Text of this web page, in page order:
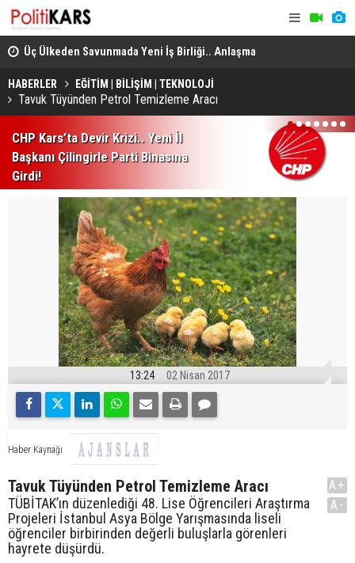
Üç Ülkeden Savunmada Yeni İş Birliği.. Anlaşma
Mekke'de Düzenlenen Zirvede İmzalandı!
HABERLER EĞİTİM | BİLİŞİM | TEKNOLOJİ
Tavuk Tüyünden Petrol Temizleme Aracı
CHP Kars’ta Devir Krizi.. Yeni İl
Başkanı Çilingirle Parti Binasına
Girdi!
1 2 3 4 5 6 7
13:24 02 Nisan 2017
Haber Kaynağı
Tavuk Tüyünden Petrol Temizleme Aracı
TÜBİTAK’ın düzenlediği 48. Lise Öğrencileri Araştırma
Projeleri İstanbul Asya Bölge Yarışmasında liseli
öğrenciler birbirinden değerli buluşlarla görenleri
hayrete düşürdü.
A+
A-